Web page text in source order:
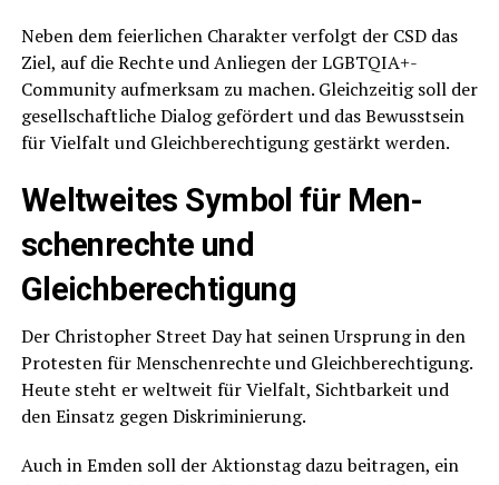
Neben dem fei­er­li­chen Cha­rak­ter ver­folgt der CSD das
Ziel, auf die Rech­te und Anlie­gen der LGBTQIA+-
Community auf­merk­sam zu machen. Gleich­zei­tig soll der
gesell­schaft­li­che Dia­log geför­dert und das Bewusst­sein
für Viel­falt und Gleich­be­rech­ti­gung gestärkt werden.
Welt­wei­tes Sym­bol für Men­
schen­rech­te und
Gleichberechtigung
Der Chris­to­pher Street Day hat sei­nen Ursprung in den
Pro­tes­ten für Men­schen­rech­te und Gleich­be­rech­ti­gung.
Heu­te steht er welt­weit für Viel­falt, Sicht­bar­keit und
den Ein­satz gegen Diskriminierung.
Auch in Emden soll der Akti­ons­tag dazu bei­tra­gen, ein